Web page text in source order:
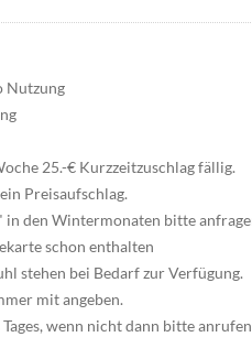
Nutzung
25.-€ Kurzzeitzuschlag fällig.
Preisaufschlag.
den Wintermonaten bitte
schon enthalten
stehen bei Bedarf zur Verfügung.
mit angeben.
wenn nicht dann bitte